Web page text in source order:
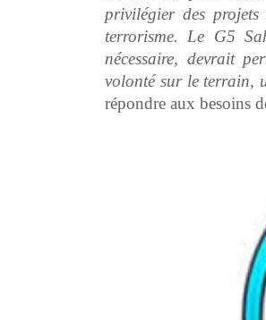
privilégier des
terrorisme.
Le G5
nécessaire, devrait
volonté sur le terrain,
répondre aux besoins